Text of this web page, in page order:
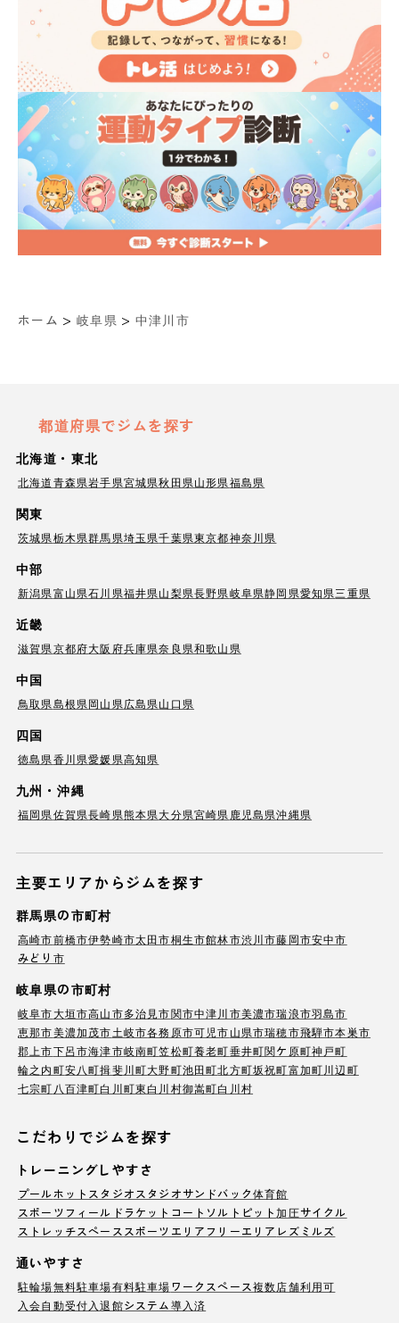
ホーム > 岐阜県 > 中津川市
都道府県でジムを探す
北海道・東北
北海道青森県岩手県宮城県秋田県山形県福島県
関東
茨城県栃木県群馬県埼玉県千葉県東京都神奈川県
中部
新潟県富山県石川県福井県山梨県長野県岐阜県静岡県愛知県三重県
近畿
滋賀県京都府大阪府兵庫県奈良県和歌山県
中国
鳥取県島根県岡山県広島県山口県
四国
徳島県香川県愛媛県高知県
九州・沖縄
福岡県佐賀県長崎県熊本県大分県宮崎県 鹿児島県沖縄県
主要エリアからジムを探す
群馬県の市町村
高崎市前橋市伊勢崎市太田市桐生市館林市渋川市藤岡市安中市
みどり市
岐阜県の市町村
岐阜市大垣市高山市多治見市関市中津川市美濃市瑞浪市羽島市
恵那市美濃加茂市土岐市各務原市可児市山県市瑞穂市飛騨市本巣市
郡上市下呂市海津市岐南町笠松町養老町垂井町関ケ原町神戸町
輪之内町安八町揖斐川町大野町池田町北方町坂祝町富加町川辺町
七宗町 八百津町白川町東白川村御嵩町白川村
こだわりでジムを探す
トレーニングしやすさ
プールホットスタジオ スタジオサンドバック体育館
スポーツフィールド ラケットコート ソルトピット加圧サイクル
ストレッチスペース スポーツエリア フリーエリア レズミルズ
通いやすさ
駐輪場無料駐車場有料駐車場ワークスペース複数店舗利用可
入会自動受付 入退館システム導入済